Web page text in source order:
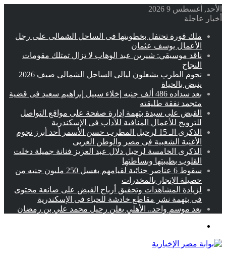
الأحد, أغسطس 9 2026
أخبار عاجلة
ملك قورة تحتفل بخطوبتها فى الساحل الشمالى على رجل
الأعمال يوسف عثمان
ناقد موسيقي: شيرين عبد الوهاب لا تزال تمتلك مقومات
النجاح
نجوم الطرب يشعلون ليالى الساحل الشمالى صيف 2026
ينبض بالحياة
بعد سداده 486 ألف جنيه إخلاء سبيل إبراهيم سعيد فى قضية
متجمد نفقة طليقته
القبض على سيدة بتهمة إدارة صفحة على مواقع التواصل
للترويج للأعمال المنافية للآداب فى الإسكندرية
الذكرى الـ 15 لرحيل المطرب حسن الأسمر أحد أبرز نجوم
الأغنية الشعبية فى مصر والوطن العربى
الذكرى الخامسة لرحيل دلال عبد العزيز فنانة جميلة دخلت
القلوب بطيبتها وبساطتها
سقوط 6 عناصر جنائية لقيامهم بغسل 250 مليون جنيه من
حصيلة الإتجار بالمخدرات
لزيادة المشاهدات وتحقيق أرباح القبض على صانعة محتوى
فى بتهمة نشر مقاطع خادشة للحياء فى الإسكندرية
بعد موسم واحد.. الأهلي يعلن رحيل محمد علي بن رمضان